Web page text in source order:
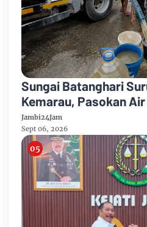
Sungai Batanghari
Kemarau, Pasokan
Mayang Jambi Keruh
Jambi24Jam
Sept 06, 2026